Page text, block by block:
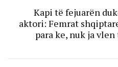
Kapi të fejuarën
aktori: Femrat
para ke, nuk ja